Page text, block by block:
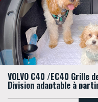
VOLVO C40 /EC40 Grille
Division adaptable à